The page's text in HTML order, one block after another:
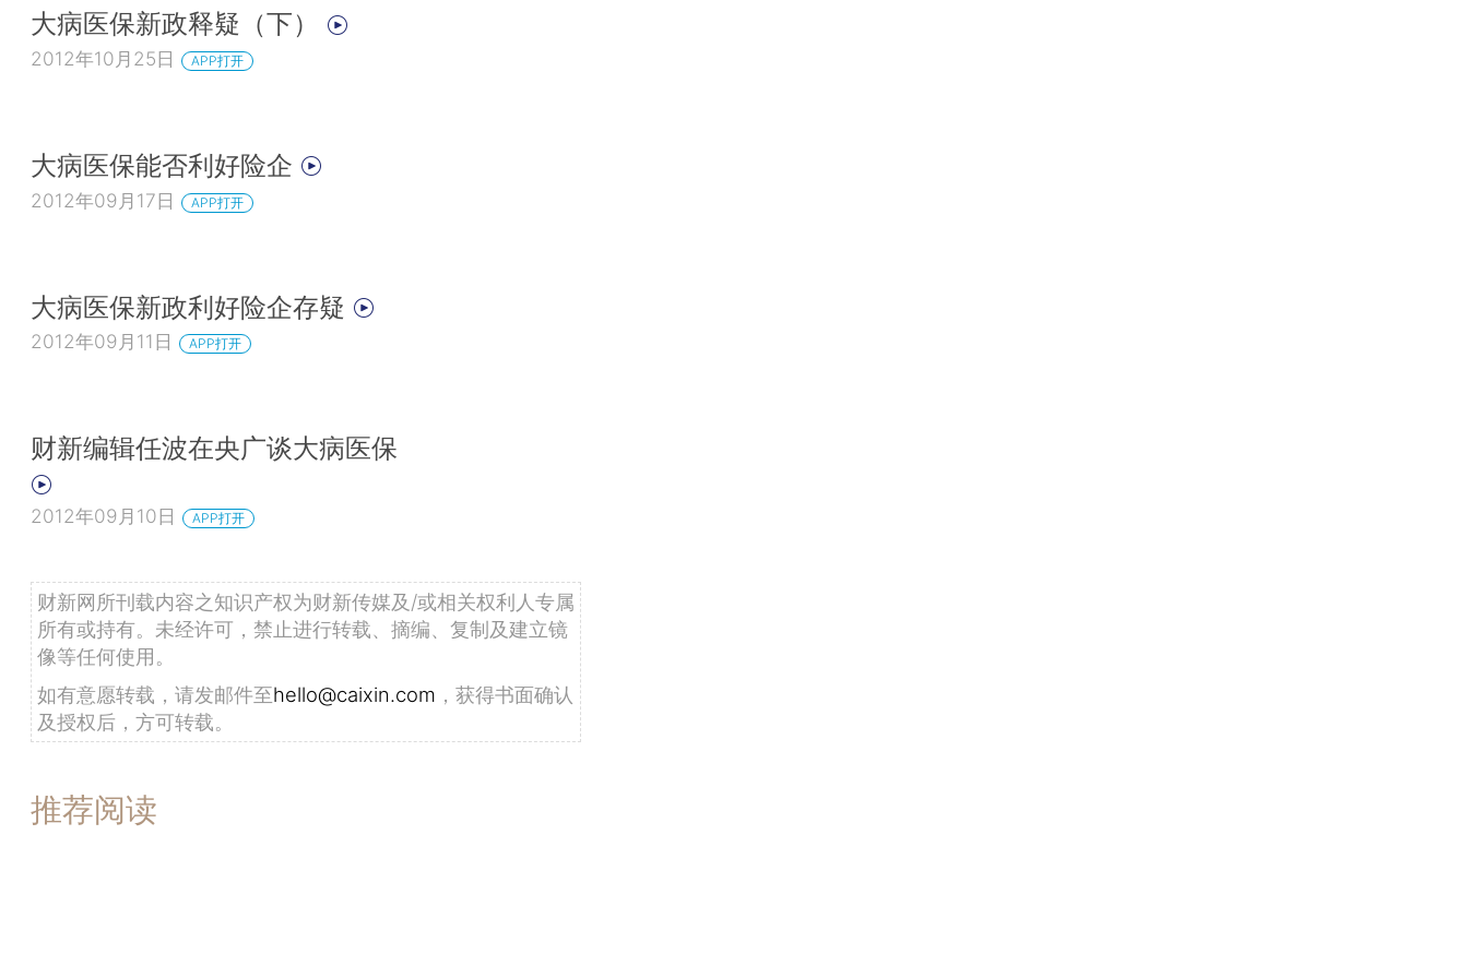
大病医保新政释疑（下）
2012年10月25日 APP打开
大病医保能否利好险企
2012年09月17日 APP打开
大病医保新政利好险企存疑
2012年09月11日 APP打开
财新编辑任波在央广谈大病医保
2012年09月10日 APP打开
财新网所刊载内容之知识产权为财新传媒及/或相关权利人专属
所有或持有。未经许可，禁止进行转载、摘编、复制及建立镜
像等任何使用。
如有意愿转载，请发邮件至hello@caixin.com ，获得书面确认
及授权后，方可转载。
推荐阅读